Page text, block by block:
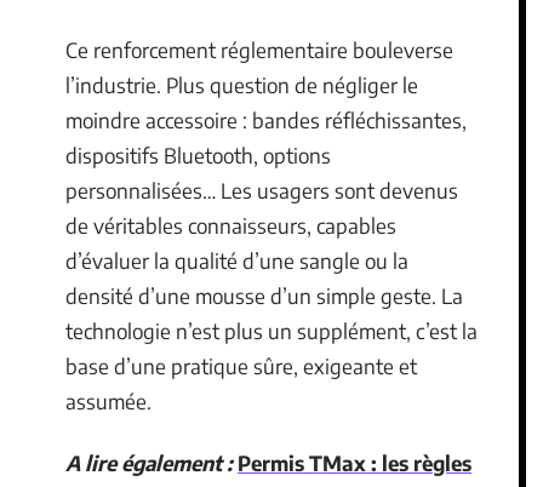
Ce renforcement réglementaire bouleverse
l’industrie. Plus question de négliger le
moindre accessoire : bandes réfléchissantes,
dispositifs Bluetooth, options
personnalisées… Les usagers sont devenus
de véritables connaisseurs, capables
d’évaluer la qualité d’une sangle ou la
densité d’une mousse d’un simple geste. La
technologie n’est plus un supplément, c’est la
base d’une pratique sûre, exigeante et
assumée.
A lire également : Permis TMax : les règles